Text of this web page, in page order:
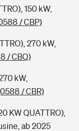
150 kW,
/ CBP)
270 kW,
/ CBQ)
kW,
/ CBR)
KW QUATTRO),
ab 2025